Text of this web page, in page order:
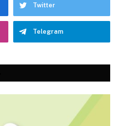
Twitter
Telegram